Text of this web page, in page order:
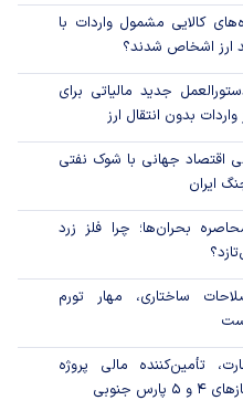
کالایی مشمول واردات با
ارز اشخاص شدند؟
جدید مالیاتی برای
بدون انتقال ارز
اقتصاد جهانی با شوک نفتی
ایران
بحران‌ها؛ چرا فلز زرد
ساختاری، مهار تورم
تأمین‌کننده مالی پروژه
جنوبی